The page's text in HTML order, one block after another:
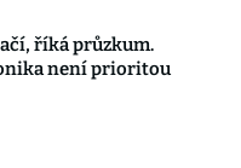
říká průzkum.
není prioritou